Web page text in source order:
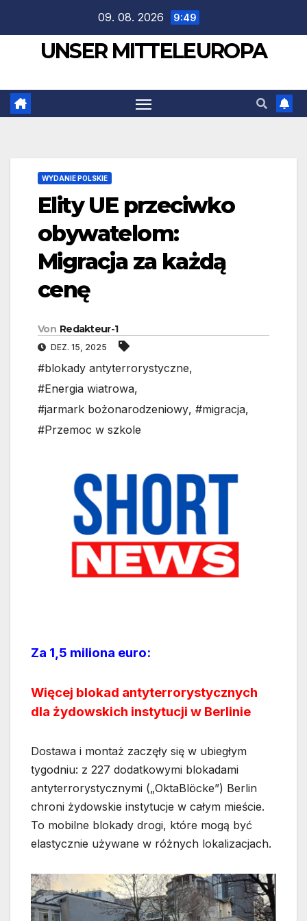
springen
09. 08. 2026 9:49
UNSER MITTELEUROPA
WYDANIE POLSKIE
Elity UE przeciwko
obywatelom:
Migracja za każdą
cenę
Von Redakteur-1
DEZ. 15, 2025
#blokady antyterrorystyczne,
#Energia wiatrowa,
#jarmark bożonarodzeniowy, #migracja,
#Przemoc w szkole
Za 1,5 miliona euro:
Więcej blokad antyterrorystycznych
dla żydowskich instytucji w Berlinie
Dostawa i montaż zaczęły się w ubiegłym
tygodniu: z 227 dodatkowymi blokadami
antyterrorystycznymi („OktaBlöcke”) Berlin
chroni żydowskie instytucje w całym mieście.
To mobilne blokady drogi, które mogą być
elastycznie używane w różnych lokalizacjach.